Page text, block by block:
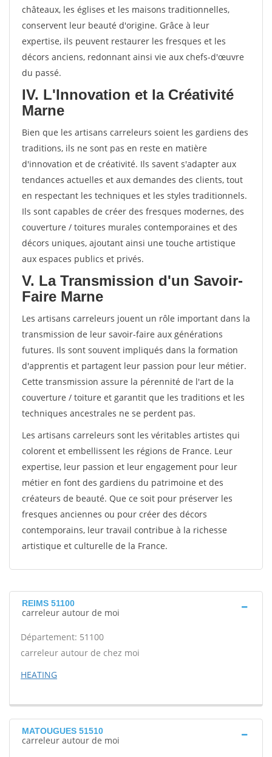
châteaux, les églises et les maisons traditionnelles,
conservent leur beauté d'origine. Grâce à leur
expertise, ils peuvent restaurer les fresques et les
décors anciens, redonnant ainsi vie aux chefs-d'œuvre
du passé.
IV. L'Innovation et la Créativité
Marne
Bien que les artisans carreleurs soient les gardiens des
traditions, ils ne sont pas en reste en matière
d'innovation et de créativité. Ils savent s'adapter aux
tendances actuelles et aux demandes des clients, tout
en respectant les techniques et les styles traditionnels.
Ils sont capables de créer des fresques modernes, des
couverture / toitures murales contemporaines et des
décors uniques, ajoutant ainsi une touche artistique
aux espaces publics et privés.
V. La Transmission d'un Savoir-
Faire Marne
Les artisans carreleurs jouent un rôle important dans la
transmission de leur savoir-faire aux générations
futures. Ils sont souvent impliqués dans la formation
d'apprentis et partagent leur passion pour leur métier.
Cette transmission assure la pérennité de l'art de la
couverture / toiture et garantit que les traditions et les
techniques ancestrales ne se perdent pas.
Les artisans carreleurs sont les véritables artistes qui
colorent et embellissent les régions de France. Leur
expertise, leur passion et leur engagement pour leur
métier en font des gardiens du patrimoine et des
créateurs de beauté. Que ce soit pour préserver les
fresques anciennes ou pour créer des décors
contemporains, leur travail contribue à la richesse
artistique et culturelle de la France.
REIMS 51100
carreleur autour de moi
Département: 51100
carreleur autour de chez moi
HEATING
MATOUGUES 51510
carreleur autour de moi